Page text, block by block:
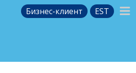
Бизнес-клиент EST